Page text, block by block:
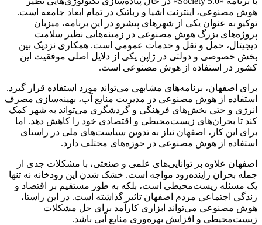
هوش مصنوعی، اینترنت اشیا و رباتیک در تمام ابعاد جامعه است.
توکیو به عنوان یکی از شهرهای پیشرو در این برنامه، میزبان
پروژه‌های بزرگ هوش مصنوعی در زمینه‌هایی نظیر سلامت
دیجیتال، حمل و نقل و خدمات عمومی است. همکاری نزدیک بین
بخش خصوصی و دولتی در ژاپن یکی از دلایل اصلی موفقیت این
کشور در استفاده از هوش مصنوعی است.
برای اصفهان، برنامه‌های مشابهی می‌تواند مورد استفاده قرار گیرد.
استفاده از هوش مصنوعی در مدیریت منابع آب، بهینه‌سازی مصرف
انرژی و حتی بخش‌های فرهنگی و گردشگری می‌تواند به شهر کمک
کند تا بحران‌های زیست‌محیطی و اقتصادی خود را کاهش دهد. اما
برای این کار، اصفهان نیاز به تدوین سیاست‌های ملی در راستای
استفاده از هوش مصنوعی در حوزه‌های مختلف دارد.
اصفهان علاوه بر توانایی‌های علمی و صنعتی، با مشکلات جدی از
جمله بحران زاینده‌رود مواجه است. خشک شدن این رودخانه نه تنها
یک مسئله زیست‌محیطی است، بلکه به طور مستقیم بر اقتصاد و
زندگی اجتماعی مردم اصفهان تاثیر گذاشته است. در این راستا،
هوش مصنوعی می‌تواند ابزاری کارآمد برای حل مشکلات
زیست‌محیطی و افزایش بهره‌وری منابع آبی باشد.